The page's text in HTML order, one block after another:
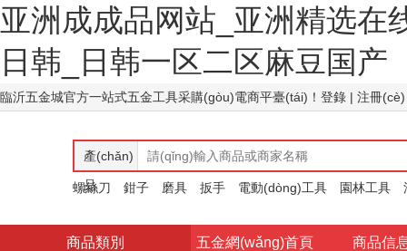
亚洲成成品网站_亚洲精选在
日韩_日韩一区二区麻豆国产
臨沂五金城官方一站式五金工具采購(gòu)電商平臺(tái)！ 登錄 | 注冊(cè)
品
螺絲刀
商品類別 五金網(wǎng)首頁 商品信